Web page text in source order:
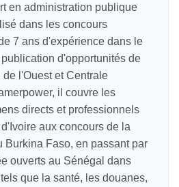
en administration publique
dans les concours
7 ans d'expérience dans le
d'opportunités de
l'Ouest et Centrale
il couvre les
directs et professionnels
aux concours de la
Burkina Faso, en passant par
ouverts au Sénégal dans
que la santé, les douanes,